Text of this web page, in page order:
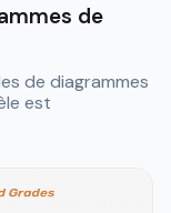
de
de diagrammes
est